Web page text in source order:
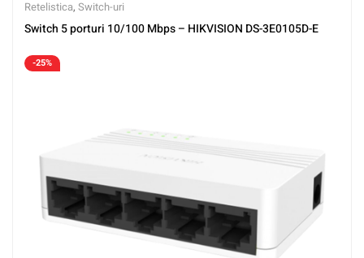
Retelistica, Switch-uri
Switch 5 porturi 10/100 Mbps – HIKVISION DS-3E0105D-E
-25%